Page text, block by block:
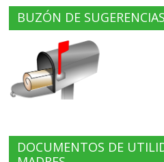
BUZÓN DE SUGERENCIAS
DOCUMENTOS DE